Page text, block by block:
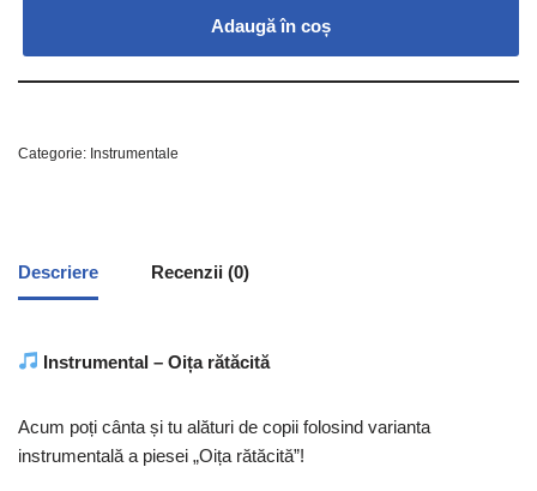
Adaugă în coș
Categorie: Instrumentale
Descriere Recenzii (0)
Instrumental – Oița rătăcită
Acum poți cânta și tu alături de copii folosind varianta
instrumentală a piesei „Oița rătăcită”!